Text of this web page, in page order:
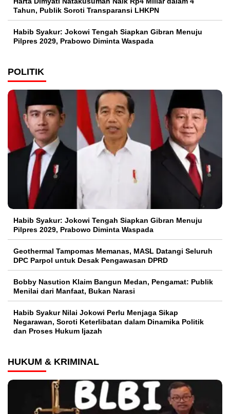
Tahun, Publik Soroti Transparansi LHKPN
Habib Syakur: Jokowi Tengah Siapkan Gibran Menuju
Pilpres 2029, Prabowo Diminta Waspada
POLITIK
Habib Syakur: Jokowi Tengah Siapkan Gibran Menuju
Pilpres 2029, Prabowo Diminta Waspada
Geothermal Tampomas Memanas, MASL Datangi Seluruh
DPC Parpol untuk Desak Pengawasan DPRD
Bobby Nasution Klaim Bangun Medan, Pengamat: Publik
Menilai dari Manfaat, Bukan Narasi
Habib Syakur Nilai Jokowi Perlu Menjaga Sikap
Negarawan, Soroti Keterlibatan dalam Dinamika Politik
dan Proses Hukum Ijazah
HUKUM & KRIMINAL